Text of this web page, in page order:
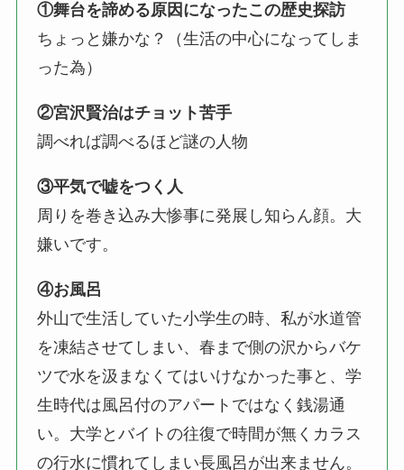
①舞台を諦める原因になったこの歴史探訪
ちょっと嫌かな？（生活の中心になってしま
った為）
②宮沢賢治はチョット苦手
調べれば調べるほど謎の人物
③平気で嘘をつく人
周りを巻き込み大惨事に発展し知らん顔。大
嫌いです。
④お風呂
外山で生活していた小学生の時、私が水道管
を凍結させてしまい、春まで側の沢からバケ
ツで水を汲まなくてはいけなかった事と、学
生時代は風呂付のアパートではなく銭湯通
い。大学とバイトの往復で時間が無くカラス
の行水に慣れてしまい長風呂が出来ません。